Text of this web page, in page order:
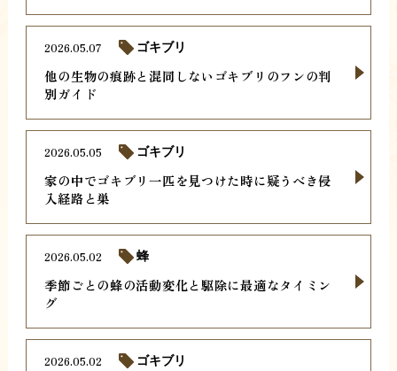
他の生物の痕跡と混同しないゴキブリのフンの判
別ガイド
2026.05.07 ゴキブリ
家の中でゴキブリ一匹を見つけた時に疑うべき侵
入経路と巣
2026.05.05 ゴキブリ
季節ごとの蜂の活動変化と駆除に最適なタイミン
グ
2026.05.02 蜂
2026.05.02 ゴキブリ